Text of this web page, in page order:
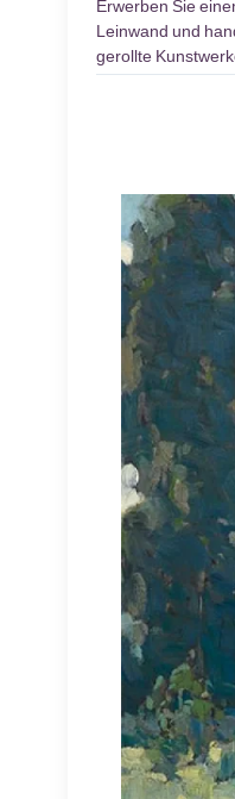
Erwerben Sie
Leinwand und
gerollte